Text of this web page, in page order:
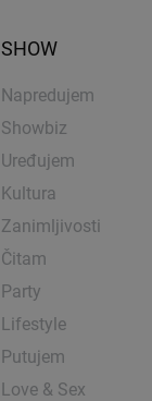
SHOW
Napredujem
Showbiz
Uređujem
Kultura
Zanimljivosti
Čitam
Party
Lifestyle
Putujem
Love & Sex